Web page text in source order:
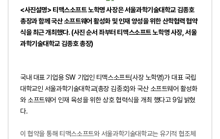
<사진설명> 티맥스소프트 노학명 사장은 서울과학기술대학교 김종호
총장과 함께 국산 소프트웨어 활성화 및 인재 양성을 위한 산학협력 협약
식을 최근 개최했다. (사진 순서 좌부터 티맥스소프트 노학명 사장,서울
과학기술대학교 김종호 총장)
국내 대표 기업용SW 기업인 티맥스소프트(사장 노학명)가 대표 국립
대학교인 서울과학기술대학교(총장 김종호)와 국산 소프트웨어 활성화
와 소프트웨어 인재 육성을 위한 상호 협력식을 개최 했다고9일 밝혔
다.
이 협약을 통해 티맥스소프트와 서울과학기술대학교는 유기적 협조체